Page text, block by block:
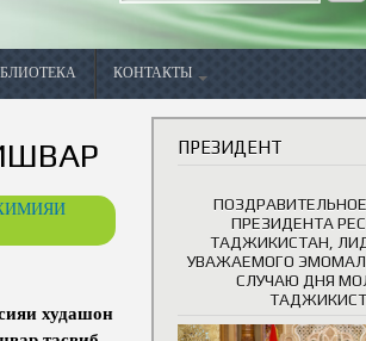
КОНТАКТЫ
худашон
ПРЕЗИДЕНТ
ПРЕЗИДЕНТА
ТАДЖИКИСТАН,
УВАЖАЕМОГО
СЛУЧАЮ ДНЯ